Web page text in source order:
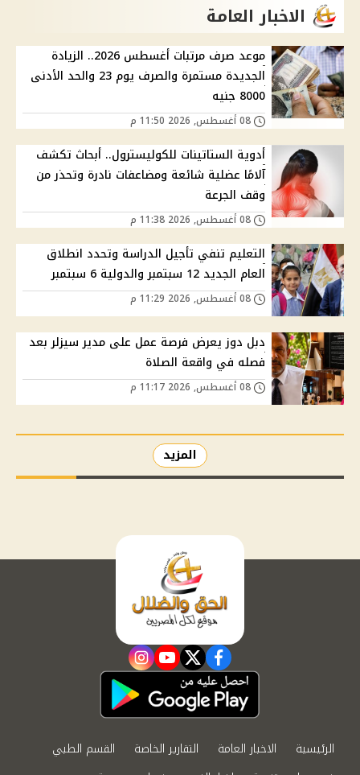
الاخبار العامة
موعد صرف مرتبات أغسطس 2026.. الزيادة
الجديدة مستمرة والصرف يوم 23 والحد الأدنى
8000 جنيه
أدوية الستاتينات للكوليسترول.. أبحاث تكشف
آلامًا عضلية شائعة ومضاعفات نادرة وتحذر من
وقف الجرعة
التعليم تنفي تأجيل الدراسة وتحدد انطلاق
العام الجديد 12 سبتمبر والدولية 6 سبتمبر
دبل دوز يعرض فرصة عمل على مدير سيزلر بعد
فصله في واقعة الصلاة
المزيد
facebook
twitter
youtube
instagram
الرئيسية الاخبار العامة التقارير الخاصة
القسم الطبي